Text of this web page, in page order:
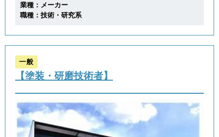
業種：メーカー
職種：技術・研究系
一般
【塗装・研磨技術者】